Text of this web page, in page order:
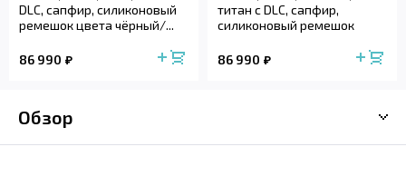
DLC, сапфир, силиконовый
ремешок цвета чёрный/...
86 990
титан с DLC, сапфир,
силиконовый ремешок
86 990
Обзор